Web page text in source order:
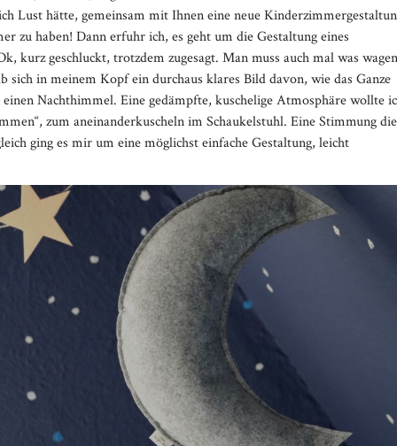
Lust hätte, gemeinsam mit Ihnen eine neue
zu haben! Dann erfuhr ich, es geht um die Gestaltung eines
kurz geschluckt, trotzdem zugesagt. Man muss auch mal was
sich in meinem Kopf ein durchaus klares Bild davon, wie das Ganze
Nachthimmel. Eine gedämpfte, kuschelige Atmosphäre wollte
zum aneinanderkuscheln im Schaukelstuhl. Eine Stimmung die
ging es mir um eine möglichst einfache Gestaltung, leicht